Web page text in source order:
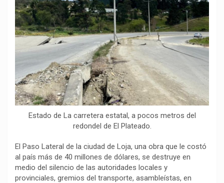
Estado de La carretera estatal, a pocos metros del
redondel de El Plateado.
El Paso Lateral de la ciudad de Loja, una obra que le costó
al país más de 40 millones de dólares, se destruye en
medio del silencio de las autoridades locales y
provinciales, gremios del transporte, asambleístas, en